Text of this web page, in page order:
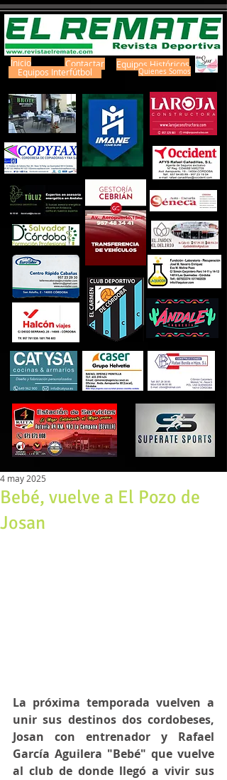
Inicio Contactar
Equipos Interfútbol
Equipos Históricos
Quienes Somos
Bebé, vuelve a El Pozo de
Josan
4 may 2025
La próxima temporada vuelven a
unir sus destinos dos cordobeses,
Josan con entrenador y Rafael
García Aguilera "Bebé" que vuelve
al club de donde llegó a vivir sus